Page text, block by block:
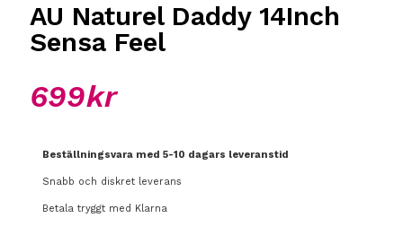
AU Naturel Daddy 14Inch
Sensa Feel
699kr
Beställningsvara med 5-10 dagars leveranstid
Snabb och diskret leverans
Betala tryggt med Klarna